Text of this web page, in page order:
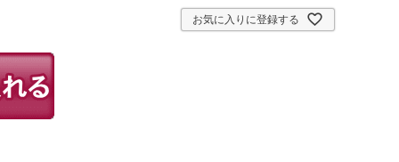
お気に入りに登録する